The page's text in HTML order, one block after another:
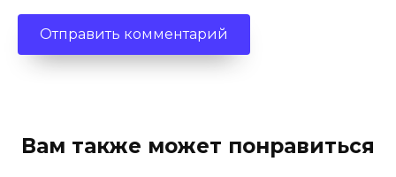
Вам также может понравиться